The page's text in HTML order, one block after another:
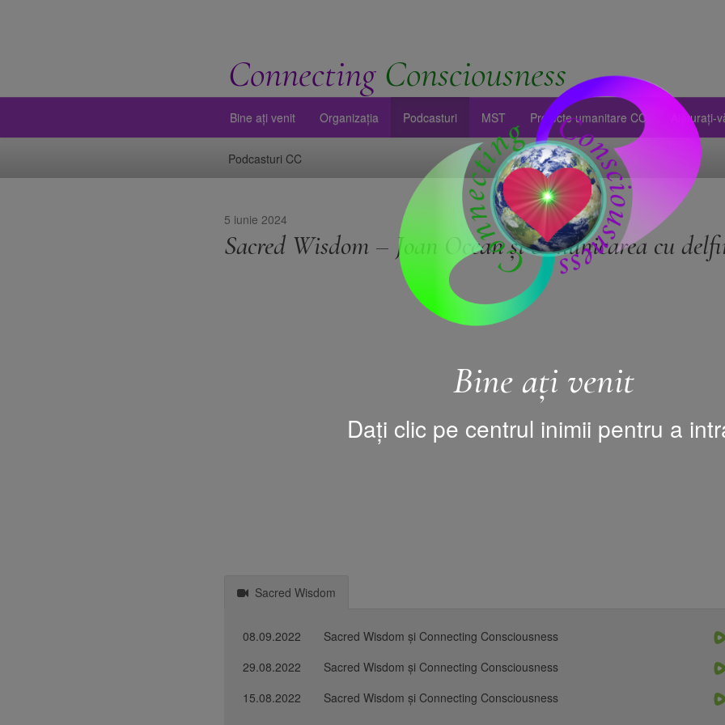
Bine ați venit
Dați clic pe centrul inimii pentru a
Connecting Consciousness
Bine ați venit Organizația Podcasturi MST Proiecte umanitare CC Alăturați-
Podcasturi CC
5 iunie 2024
Sacred Wisdom – Joan Ocean și comunicarea cu
Sacred Wisdom
08.09.2022
Sacred Wisdom și Connecting Consciousness
29.08.2022
Sacred Wisdom și Connecting Consciousness
15.08.2022
Sacred Wisdom și Connecting Consciousness